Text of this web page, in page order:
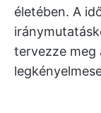
életében. A
tervezze meg